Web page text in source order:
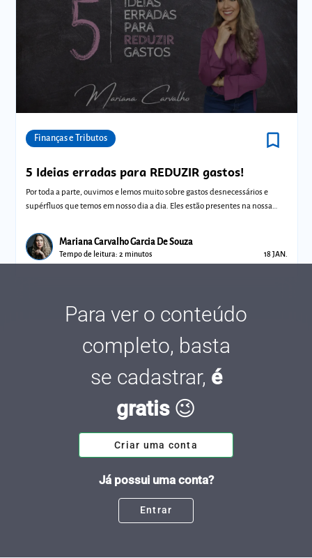
Finanças e Tributos bookmark_border
5 Ideias erradas para REDUZIR gastos!
Por toda a parte, ouvimos e lemos muito sobre gastos desnecessários e
supérfluos que temos em nosso dia a dia. Eles estão presentes na nossa
Mariana Carvalho Garcia De Souza
Tempo de leitura: 2 minutos 18 JAN.
Para ver o conteúdo
completo, basta
se cadastrar, é
gratis😉
Criar uma conta
Já possui uma conta?
Entrar